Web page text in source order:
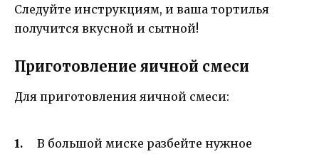
Следуйте инструкциям, и ваша тортилья
получится вкусной и сытной!
Приготовление яичной смеси
Для приготовления яичной смеси:
В большой миске разбейте нужное